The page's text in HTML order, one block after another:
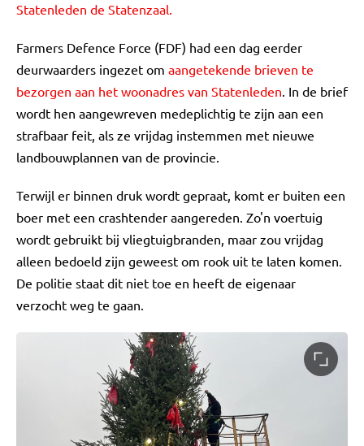
Statenleden de Statenzaal.
Farmers Defence Force (FDF) had een dag eerder
deurwaarders ingezet om aangetekende brieven te
bezorgen aan het woonadres van Statenleden. In de brief
wordt hen aangewreven medeplichtig te zijn aan een
strafbaar feit, als ze vrijdag instemmen met nieuwe
landbouwplannen van de provincie.
Terwijl er binnen druk wordt gepraat, komt er buiten een
boer met een crashtender aangereden. Zo'n voertuig
wordt gebruikt bij vliegtuigbranden, maar zou vrijdag
alleen bedoeld zijn geweest om rook uit te laten komen.
De politie staat dit niet toe en heeft de eigenaar
verzocht weg te gaan.